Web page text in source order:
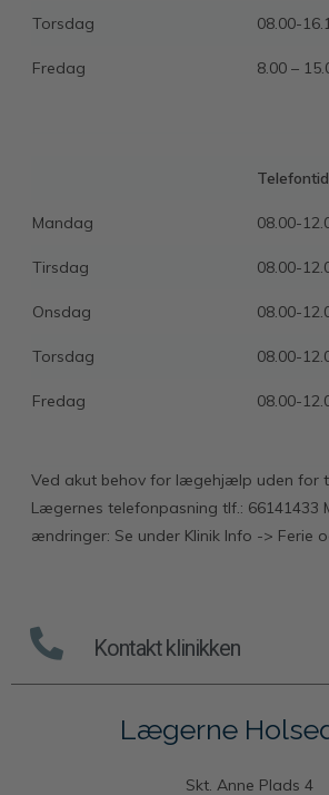
Torsdag 08.00-
Fredag 8.00 –
Telefontid
Mandag 08.00-
Tirsdag 08.00-
Onsdag 08.00-
Torsdag 08.00-
Fredag 08.00-
Ved akut behov for lægehjælp uden for
Lægernes telefonpasning tlf.: 66141433
ændringer: Se under Klinik Info -> Ferie
Kontakt klinikken
Lægerne
Skt. Anne Plads 4